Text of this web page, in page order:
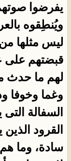
يفرضوا
ويُنطِقوه
ليس مثلها
قبضتهم على
لهم ما حدث
وغما وخوفا
السفالة التى
القرود
سادة، وما هم